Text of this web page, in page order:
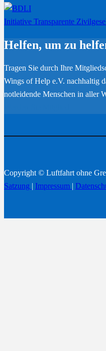
Initiative Transparente
Helfen, um zu
Tragen Sie durch Ihre
Wings of Help e.V. nachhaltig
notleidende Menschen in aller
Copyright © Luftfahrt ohne
Satzung | Impressum |